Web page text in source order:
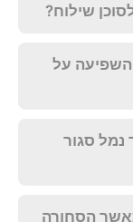
שילוח?
על
סגור
הסחורה